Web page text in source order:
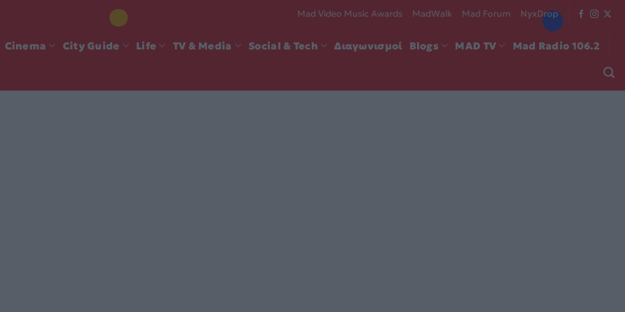
Mad Video Music Awards MadWalk Mad Forum NyxDrop
Cinema City Guide Life TV & Media Social & Tech Διαγωνισμοί Blogs MAD TV Mad Radio 106.2